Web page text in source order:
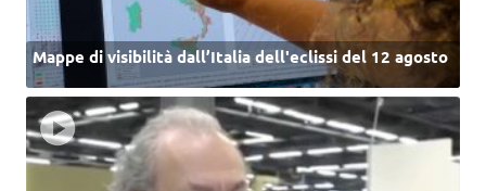
Mappe di visibilità dall’Italia dell'eclissi del 12 agosto